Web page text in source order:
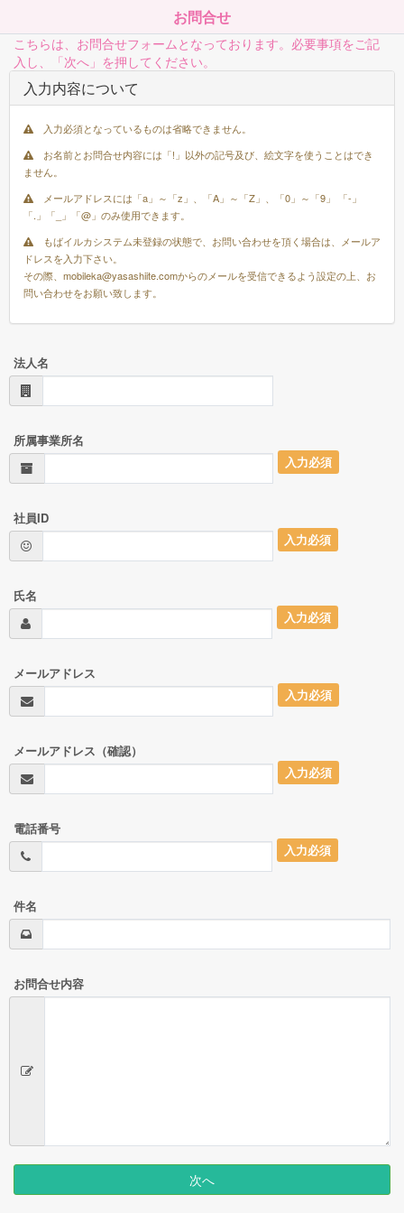
お問合せ
こちらは、お問合せフォームとなっております。必要事項をご記
入し、「次へ」を押してください。
入力内容について
入力必須となっているものは省略できません。
お名前とお問合せ内容には「!」以外の記号及び、絵文字を使うことはでき
ません。
メールアドレスには「a」～「z」、「A」～「Z」、「0」～「9」 「-」
「.」「_」「@」のみ使用できます。
もばイルカシステム未登録の状態で、お問い合わせを頂く場合は、メールア
ドレスを入力下さい。
その際、mobileka@yasashiite.comからのメールを受信できるよう設定の上、お
問い合わせをお願い致します。
法人名
所属事業所名
入力必須
社員ID
入力必須
氏名
入力必須
メールアドレス
入力必須
メールアドレス（確認）
入力必須
電話番号
入力必須
件名
お問合せ内容
次へ